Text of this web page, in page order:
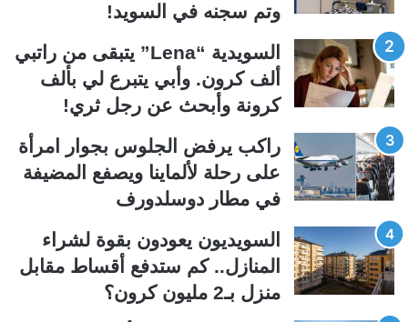
ا
س
ا
ب
ة
ا
ا
ل
ي
ة
وتم سجنه في السويد!
السويدية “Lena” يتبقى من راتبي
ألف كرون. وأبي يتبرع لي بألف
كرونة وأبحث عن رجل ثري!
راكب يرفض الجلوس بجوار امرأة
على رحلة لألماينا ويصفع المضيفة
في مطار دوسلدورف
السويديون يعودون بقوة لشراء
المنازل.. كم ستدفع أقساط مقابل
منزل بـ2 مليون كرون؟